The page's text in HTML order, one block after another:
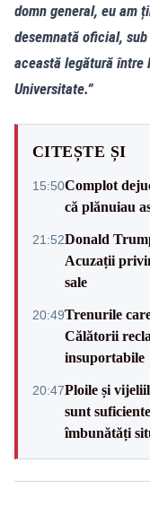
domn general, eu am
desemnată oficial,
această legătură
Universitate.”
CITEȘTE ȘI
15:50Complot
că plănuiau
21:52Donald
Acuzații
sale
20:49Trenurile
Călătorii
insuportabile
20:47Ploile și
sunt
îmbunătăți